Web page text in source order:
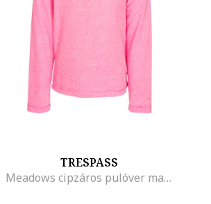
TRESPASS
Meadows cipzáros pulóver magas gallérral, Pasztellrózsaszín